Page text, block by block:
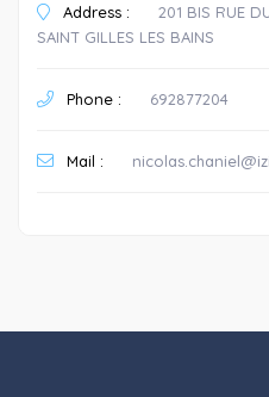
Address :
201 BIS RUE
SAINT GILLES LES BAINS
Phone : 692877204
Mail :